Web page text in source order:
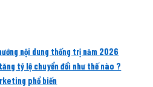
nội dung thống trị năm 2026
tỷ lệ chuyển đổi như thế nào ?
phổ biến